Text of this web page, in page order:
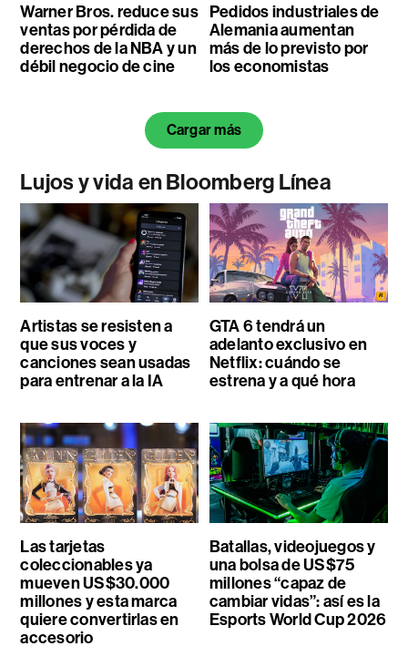
Warner Bros. reduce sus
ventas por pérdida de
derechos de la NBA y un
débil negocio de cine
Pedidos industriales de
Alemania aumentan
más de lo previsto por
los economistas
Cargar más
Lujos y vida en Bloomberg Línea
Artistas se resisten a
que sus voces y
canciones sean usadas
para entrenar a la IA
GTA 6 tendrá un
adelanto exclusivo en
Netflix: cuándo se
estrena y a qué hora
Las tarjetas
coleccionables ya
mueven US$30.000
millones y esta marca
quiere convertirlas en
accesorio
Batallas, videojuegos y
una bolsa de US$75
millones “capaz de
cambiar vidas”: así es la
Esports World Cup 2026